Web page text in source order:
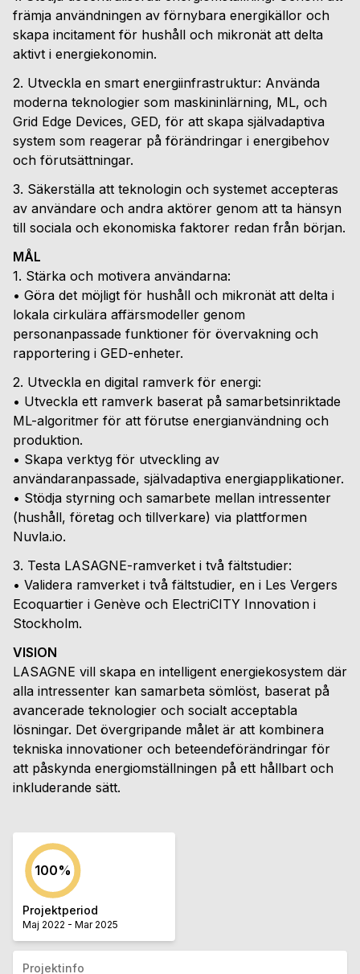
främja användningen av förnybara energikällor och
skapa incitament för hushåll och mikronät att delta
aktivt i energiekonomin.
2. Utveckla en smart energiinfrastruktur: Använda
moderna teknologier som maskininlärning, ML, och
Grid Edge Devices, GED, för att skapa självadaptiva
system som reagerar på förändringar i energibehov
och förutsättningar.
3. Säkerställa att teknologin och systemet accepteras
av användare och andra aktörer genom att ta hänsyn
till sociala och ekonomiska faktorer redan från början.
MÅL
1. Stärka och motivera användarna:
• Göra det möjligt för hushåll och mikronät att delta i
lokala cirkulära affärsmodeller genom
personanpassade funktioner för övervakning och
rapportering i GED-enheter.
2. Utveckla en digital ramverk för energi:
• Utveckla ett ramverk baserat på samarbetsinriktade
ML-algoritmer för att förutse energianvändning och
produktion.
• Skapa verktyg för utveckling av
användaranpassade, självadaptiva energiapplikationer.
• Stödja styrning och samarbete mellan intressenter
(hushåll, företag och tillverkare) via plattformen
Nuvla.io.
3. Testa LASAGNE-ramverket i två fältstudier:
• Validera ramverket i två fältstudier, en i Les Vergers
Ecoquartier i Genève och ElectriCITY Innovation i
Stockholm.
VISION
LASAGNE vill skapa en intelligent energiekosystem där
alla intressenter kan samarbeta sömlöst, baserat på
avancerade teknologier och socialt acceptabla
lösningar. Det övergripande målet är att kombinera
tekniska innovationer och beteendeförändringar för
att påskynda energiomställningen på ett hållbart och
inkluderande sätt.
100%
Projektperiod
Maj 2022 - Mar 2025
Projektinfo